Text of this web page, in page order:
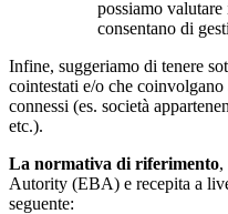
possiamo
consentano di
Infine, suggeriamo di tenere
cointestati e/o che
connessi (es. società
etc.).
La normativa di riferimento,
Autority (EBA) e recepita a
seguente: